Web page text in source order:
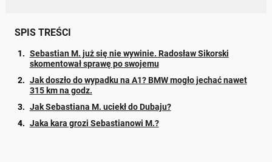
SPIS TREŚCI
Sebastian M. już się nie wywinie. Radosław Sikorski
skomentował sprawę po swojemu
Jak doszło do wypadku na A1? BMW mogło jechać nawet
315 km na godz.
Jak Sebastiana M. uciekł do Dubaju?
Jaka kara grozi Sebastianowi M.?